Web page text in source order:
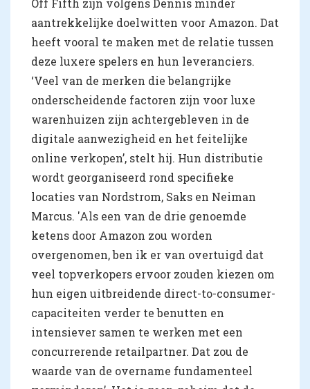
Off Fifth zijn volgens Dennis minder
aantrekkelijke doelwitten voor Amazon. Dat
heeft vooral te maken met de relatie tussen
deze luxere spelers en hun leveranciers.
‘Veel van de merken die belangrijke
onderscheidende factoren zijn voor luxe
warenhuizen zijn achtergebleven in de
digitale aanwezigheid en het feitelijke
online verkopen’, stelt hij. Hun distributie
wordt georganiseerd rond specifieke
locaties van Nordstrom, Saks en Neiman
Marcus. 'Als een van de drie genoemde
ketens door Amazon zou worden
overgenomen, ben ik er van overtuigd dat
veel topverkopers ervoor zouden kiezen om
hun eigen uitbreidende direct-to-consumer-
capaciteiten verder te benutten en
intensiever samen te werken met een
concurrerende retailpartner. Dat zou de
waarde van de overname fundamenteel